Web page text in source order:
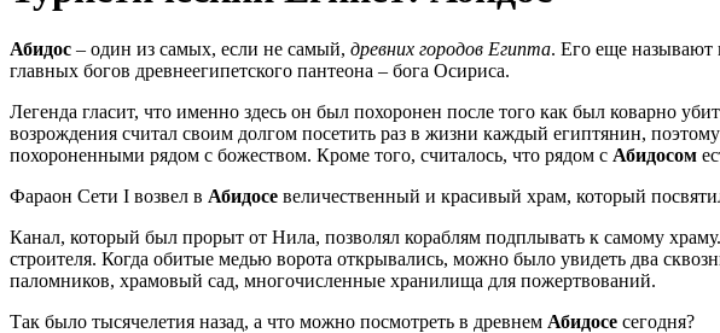
Абидос – один из самых, если не самый, древних городов Египта. Его еще называют
главных богов древнеегипетского пантеона – бога Осириса.
Легенда гласит, что именно здесь он был похоронен после того как был коварно
возрождения считал своим долгом посетить раз в жизни каждый египтянин, поэтому
похороненными рядом с божеством. Кроме того, считалось, что рядом с Абидосом
Фараон Сети I возвел в Абидосе величественный и красивый храм, который
Канал, который был прорыт от Нила, позволял кораблям подплывать к самому
строителя. Когда обитые медью ворота открывались, можно было увидеть два
паломников, храмовый сад, многочисленные хранилища для пожертвований.
Так было тысячелетия назад, а что можно посмотреть в древнем Абидосе сегодня?